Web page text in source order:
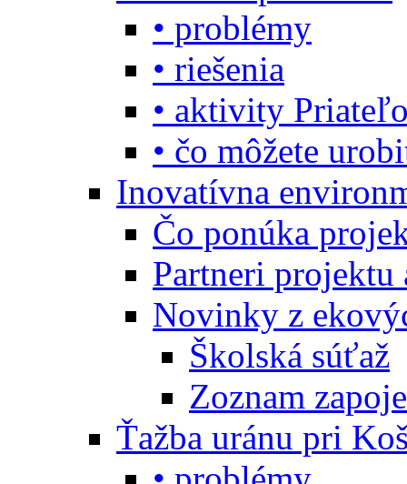
• problémy
• riešenia
• aktivity
• čo môžete
Inovatívna
Čo ponúka
Partneri projektu
Novinky z
Školská súťaž
Zoznam
Ťažba uránu pri